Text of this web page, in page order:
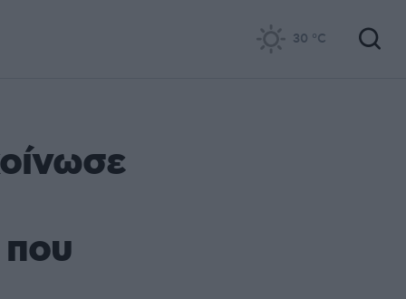
30 °C